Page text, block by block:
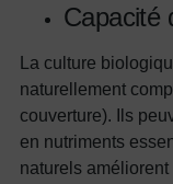
Capacité
La culture
naturellement
couverture). Ils
en nutriments
naturels